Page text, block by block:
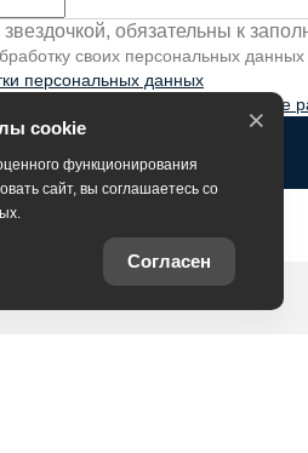
обязательны к
своих персональных
персональных данных
рекламно-информационные
cookie
функционирования
сайт, вы соглашаетесь со
Согласен
×